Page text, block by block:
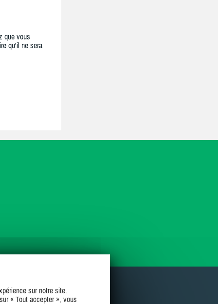
que vous
qu'il ne sera
sur notre site.
« Tout accepter », vous